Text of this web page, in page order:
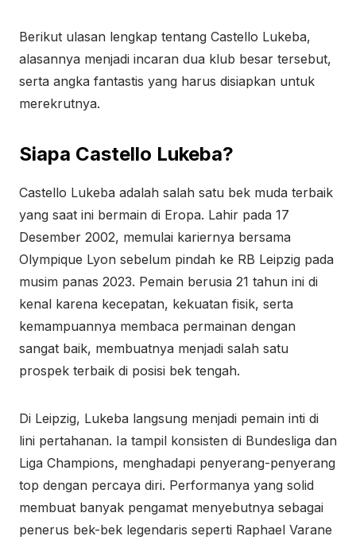
Berikut ulasan lengkap tentang Castello Lukeba,
alasannya menjadi incaran dua klub besar tersebut,
serta angka fantastis yang harus disiapkan untuk
merekrutnya.
Siapa Castello Lukeba?
Castello Lukeba adalah salah satu bek muda terbaik
yang saat ini bermain di Eropa. Lahir pada 17
Desember 2002, memulai kariernya bersama
Olympique Lyon sebelum pindah ke RB Leipzig pada
musim panas 2023. Pemain berusia 21 tahun ini di
kenal karena kecepatan, kekuatan fisik, serta
kemampuannya membaca permainan dengan
sangat baik, membuatnya menjadi salah satu
prospek terbaik di posisi bek tengah.
Di Leipzig, Lukeba langsung menjadi pemain inti di
lini pertahanan. Ia tampil konsisten di Bundesliga dan
Liga Champions, menghadapi penyerang-penyerang
top dengan percaya diri. Performanya yang solid
membuat banyak pengamat menyebutnya sebagai
penerus bek-bek legendaris seperti Raphael Varane